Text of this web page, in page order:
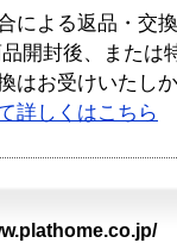
による返品・交
開封後、または
はお受けいたし
詳しくはこちら